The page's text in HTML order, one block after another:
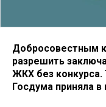
Добросовестным
разрешить
ЖКХ без конкурса.
Госдума приняла в